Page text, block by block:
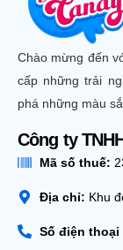
Chào mừng đến
cấp những trải
phá những màu
Công ty
Mã số thuế:
Địa chỉ: Khu
Số điện thoại